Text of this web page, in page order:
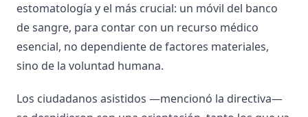
estomatología y el más crucial: un móvil del banco
de sangre, para contar con un recurso médico
esencial, no dependiente de factores materiales,
sino de la voluntad humana.
Los ciudadanos asistidos —mencionó la directiva—